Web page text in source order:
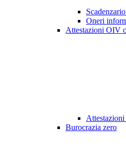
Oneri
Attestazioni OIV
Burocrazia zero